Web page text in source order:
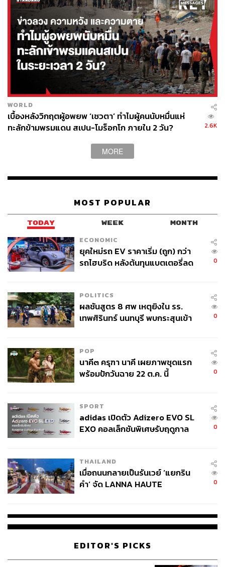
WORLD
เบื้องหลังวิกฤตผู้อพยพ ‘เซวตา’ ทำไมผู้คนนับหมื่นแห่
ทะลักข้ามพรมแดน สเปน-โมร็อกโก ภายใน 2 วัน?
2.6K
MORE
MOST POPULAR
TODAY WEEK MONTH
ECONOMIC
ยุคใหม่รถ EV ราคาเริ่ม (ถูก) กว่า
รถไฮบริด หลังต้นทุนแบตเตอรี่ลด
0
POLITICS
ผลชันสูตร 8 ศพ เหตุยิงใน รร.
เทพศิรินทร์ นนทบุรี พบกระสุนเข้า
0
POP
นาคี๓ ครุฑา นาคี เผยภาพชุดแรก
พร้อมปักวันฉาย 22 ต.ค. นี้
0
SPORT
adidas เปิดตัว Adizero EVO SL
EXO คอลเล็กชันพิเศษรับฤดูกาล
0
THAILAND
เมื่อถนนกลายเป็นรันเวย์ ‘แยกริน
คำ’ จัด LANNA HAUTE
0
EDITOR'S PICKS